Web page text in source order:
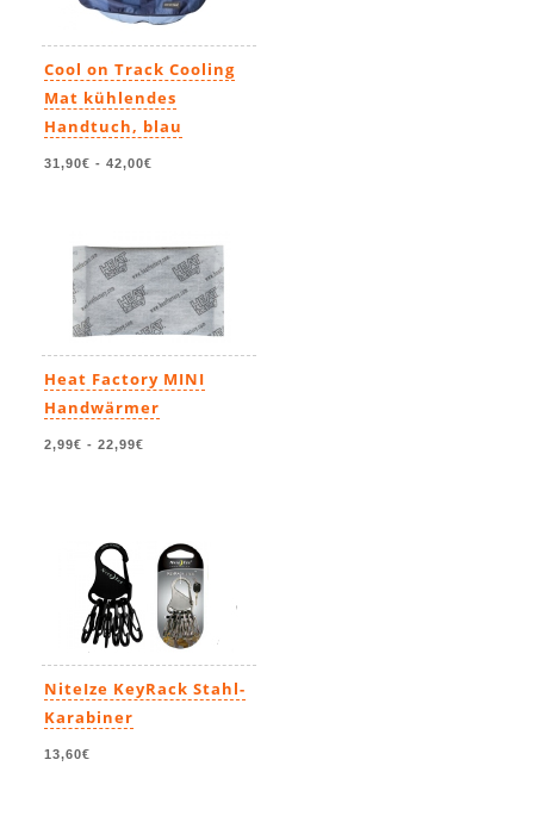
Cool on Track Cooling
Mat kühlendes
Handtuch, blau
31,90€ - 42,00€
Heat Factory MINI
Handwärmer
2,99€ - 22,99€
NiteIze KeyRack Stahl-
Karabiner
13,60€